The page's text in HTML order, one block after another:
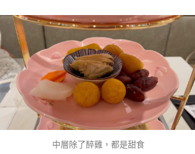
中層除了醉雞，都是甜食